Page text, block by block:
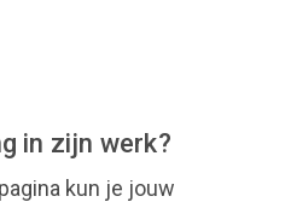
in zijn werk?
kun je jouw